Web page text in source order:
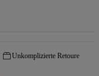
Unkomplizierte Retoure